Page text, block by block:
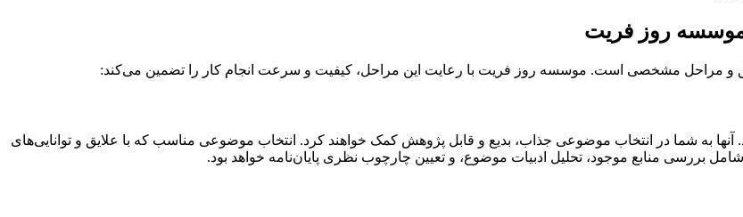
موسسه روز فریت
و مراحل مشخصی است. موسسه روز فریت با رعایت این مراحل، کیفیت و سرعت انجام کار را تضمین می‌کند:
به شما در انتخاب موضوعی جذاب، بدیع و قابل پژوهش کمک خواهند کرد. انتخاب موضوعی مناسب که با علایق و توانایی‌های
بررسی منابع موجود، تحلیل ادبیات موضوع، و تعیین چارچوب نظری پایان‌نامه خواهد بود.